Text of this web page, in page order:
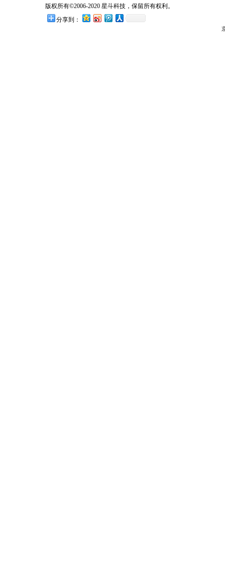
版权所有©2006-2020 星斗科技，保留所有权利。
分享到：